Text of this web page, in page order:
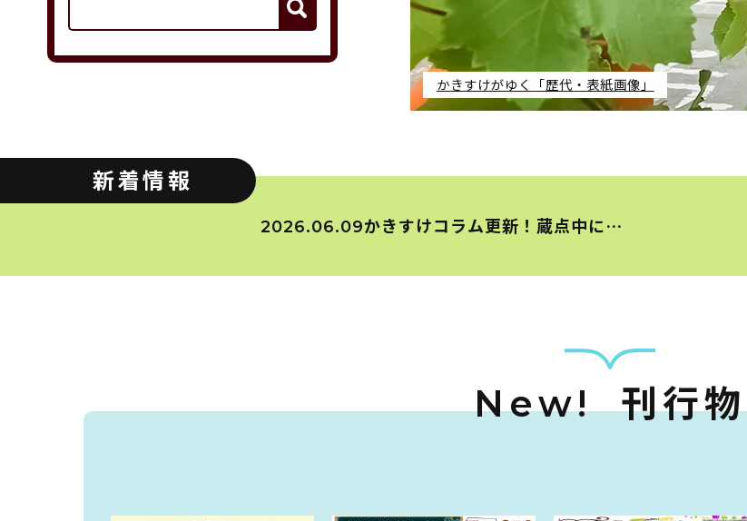
かきすけがゆく「歴代・表紙画像」
新着情報
2026.06.09かきすけコラム更新！蔵点中に…
New! 刊行物
マンガ「雨宮敬二郎」
スポンサー企業